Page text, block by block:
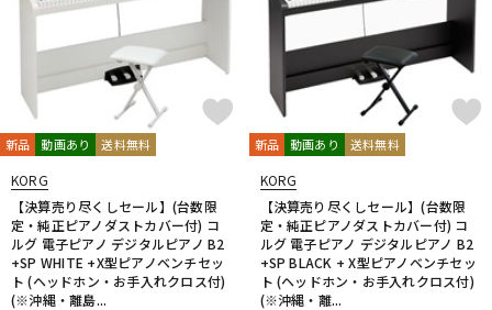
新品 動画あり 送料無料
KORG
【決算売り尽くしセール】(台数限
定・純正ピアノダストカバー付) コ
ルグ 電子ピアノ デジタルピアノ B2
+SP WHITE +X型ピアノベンチセッ
ト (ヘッドホン・お手入れクロス付)
(※沖縄・離島...
新品 動画あり 送料無料
KORG
【決算売り尽くしセール】(台数限
定・純正ピアノダストカバー付) コ
ルグ 電子ピアノ デジタルピアノ B2
+SP BLACK + X型ピアノベンチセッ
ト (ヘッドホン・お手入れクロス付)
(※沖縄・離...